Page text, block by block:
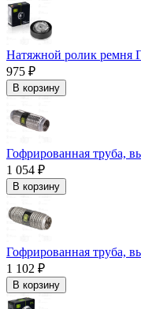
Натяжной ролик
975 ₽
В корзину
Гофрированная труба,
1 054 ₽
В корзину
Гофрированная труба,
1 102 ₽
В корзину